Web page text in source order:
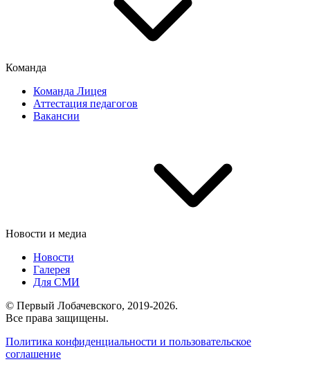
Команда
Команда Лицея
Аттестация педагогов
Вакансии
Новости и медиа
Новости
Галерея
Для СМИ
© Первый Лобачевского, 2019-2026.
Все права защищены.
Политика конфиденциальности и пользовательское
соглашение